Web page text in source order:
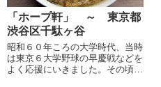
「ホープ軒」 ～ 東京都
渋谷区千駄ヶ谷
昭和６０年ころの大学時代、当時
は東京６大学野球の早慶戦などを
よく応援にいきました。その頃こ